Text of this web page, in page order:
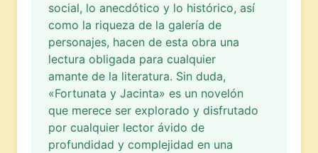
social, lo anecdótico y lo histórico, así
como la riqueza de la galería de
personajes, hacen de esta obra una
lectura obligada para cualquier
amante de la literatura. Sin duda,
«Fortunata y Jacinta» es un novelón
que merece ser explorado y disfrutado
por cualquier lector ávido de
profundidad y complejidad en una